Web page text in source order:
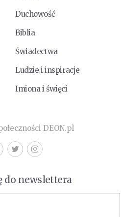
Duchowość
Biblia
Świadectwa
Ludzie i inspiracje
Imiona i święci
DEON.pl
do newslettera